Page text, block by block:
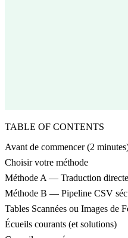
TABLE OF CONTENTS
Avant de commencer (2
Choisir votre méthode
Méthode A — Traduction
Méthode B — Pipeline CSV
Tables Scannées ou Images de
Écueils courants (et solutions)